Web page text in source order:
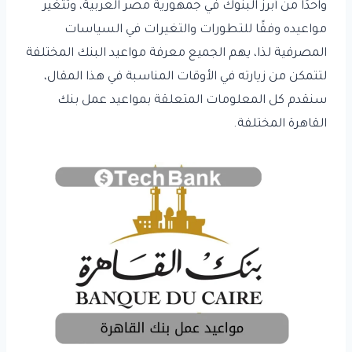
واحدًا من أبرز البنوك في جمهورية مصر العربية، وتتغير
مواعيده وفقًا للتطورات والتغيرات في السياسات
المصرفية لذا، يهم الجميع معرفة مواعيد البنك المختلفة
لتتمكن من زيارته في الأوقات المناسبة في هذا المقال،
سنقدم كل المعلومات المتعلقة بمواعيد عمل بنك
القاهرة المختلفة.